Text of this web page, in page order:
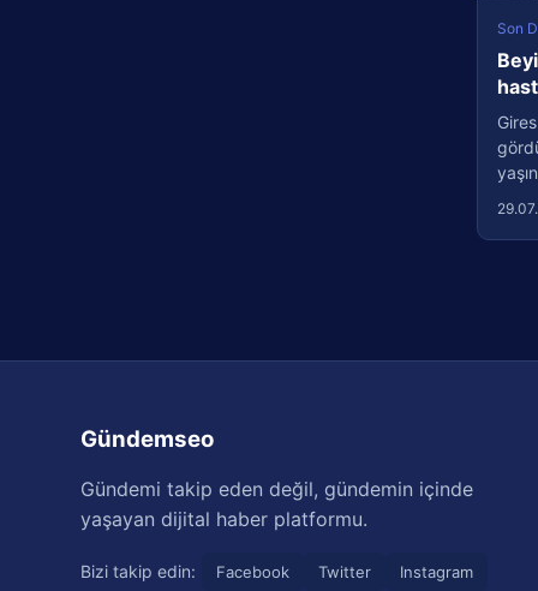
Son
Gündemseo
Gündemi takip eden değil, gündemin içinde
yaşayan dijital haber platformu.
Bizi takip edin: Facebook Twitter Instagram